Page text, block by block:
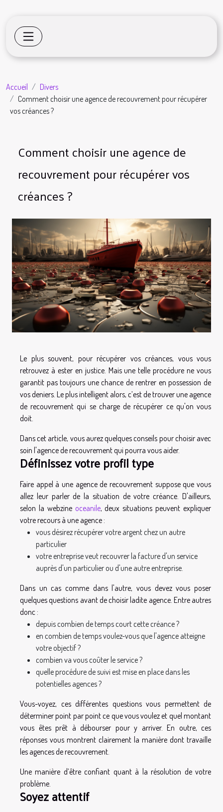
Accueil
Divers
Comment choisir une agence de recouvrement pour récupérer
vos créances ?
Comment choisir une agence de
recouvrement pour récupérer vos
créances ?
Le plus souvent, pour récupérer vos créances, vous vous
retrouvez à ester en justice. Mais une telle procédure ne vous
garantit pas toujours une chance de rentrer en possession de
vos deniers. Le plus intelligent alors, c’est de trouver une agence
de recouvrement qui se charge de récupérer ce qu'on vous
doit.
Dans cet article, vous aurez quelques conseils pour choisir avec
soin l'agence de recouvrement qui pourra vous aider.
Définissez votre profil type
Faire appel à une agence de recouvrement suppose que vous
allez leur parler de la situation de votre créance. D'ailleurs,
selon la webzine oceanile, deux situations peuvent expliquer
votre recours à une agence :
vous désirez récupérer votre argent chez un autre
particulier
votre entreprise veut recouvrer la facture d'un service
auprès d'un particulier ou d'une autre entreprise.
Dans un cas comme dans l'autre, vous devez vous poser
quelques questions avant de choisir ladite agence. Entre autres
donc :
depuis combien de temps court cette créance ?
en combien de temps voulez-vous que l'agence atteigne
votre objectif ?
combien va vous coûter le service ?
quelle procédure de suivi est mise en place dans les
potentielles agences ?
Vous-voyez, ces différentes questions vous permettent de
déterminer point par point ce que vous voulez et quel montant
vous êtes prêt à débourser pour y arriver. En outre, ces
réponses vous montrent clairement la manière dont travaille
les agences de recouvrement.
Une manière d’être confiant quant à la résolution de votre
problème.
Soyez attentif